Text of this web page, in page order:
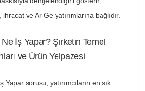
ve Ar-Ge yatırımlarına bağlıdır.
İş Yapar? Şirketin Temel
ve Ürün Yelpazesi
Yapar sorusu, yatırımcıların en sık